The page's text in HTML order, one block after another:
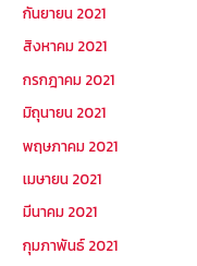
กันยายน 2021
สิงหาคม 2021
กรกฎาคม 2021
มิถุนายน 2021
พฤษภาคม 2021
เมษายน 2021
มีนาคม 2021
กุมภาพันธ์ 2021